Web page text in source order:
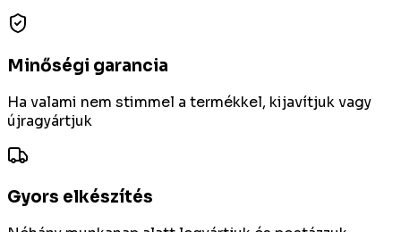
Minőségi garancia
Ha valami nem stimmel a termékkel, kijavítjuk vagy
újragyártjuk
Gyors elkészítés